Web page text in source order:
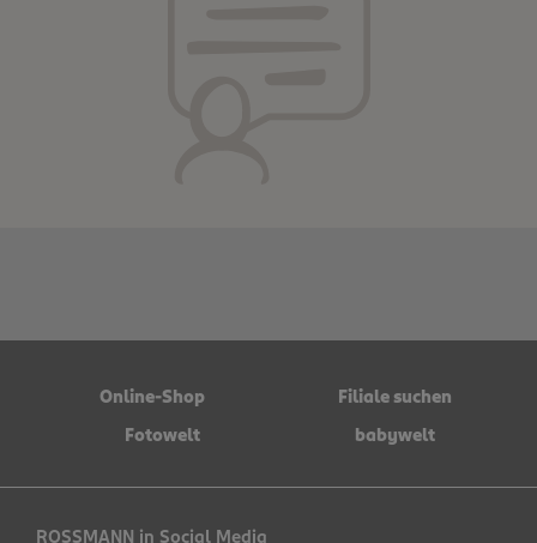
Online-Shop
Filiale suchen
Fotowelt
babywelt
ROSSMANN in Social Media